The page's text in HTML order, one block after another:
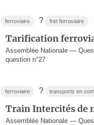
ferroviaire ? fret ferroviaire
Tarification
Assemblée Nationale —
question n°27
ferroviaire ? transports en
Train Intercités de
Assemblée Nationale —